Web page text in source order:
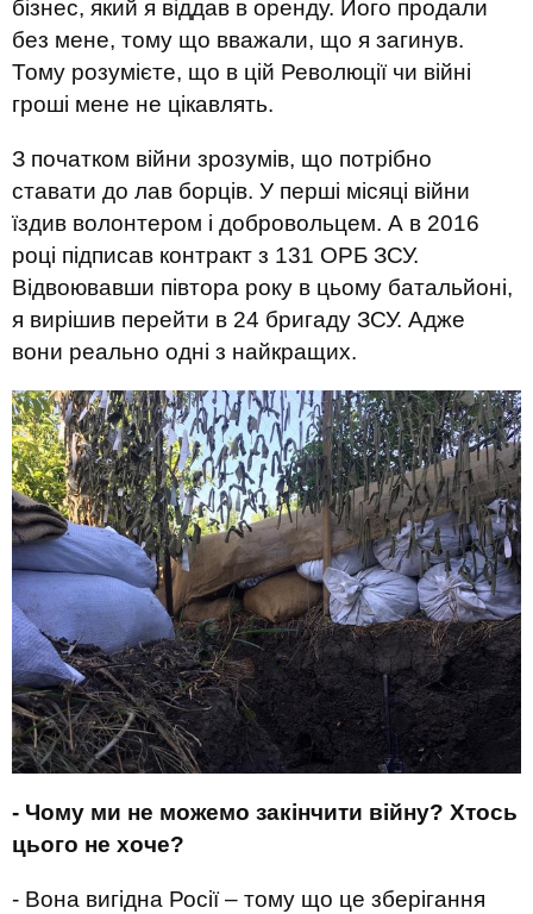
бізнес, який я віддав в оренду. Його продали
без мене, тому що вважали, що я загинув.
Тому розумієте, що в цій Революції чи війні
гроші мене не цікавлять.
З початком війни зрозумів, що потрібно
ставати до лав борців. У перші місяці війни
їздив волонтером і добровольцем. А в 2016
році підписав контракт з 131 ОРБ ЗСУ.
Відвоювавши півтора року в цьому батальйоні,
я вирішив перейти в 24 бригаду ЗСУ. Адже
вони реально одні з найкращих.
- Чому ми не можемо закінчити війну? Хтось
цього не хоче?
- Вона вигідна Росії – тому що це зберігання